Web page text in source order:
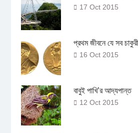
17 Oct 2015
প্রথম জীবনে যে সব
16 Oct 2015
বাবুই পাখি’র আদ্যপান্ত
12 Oct 2015